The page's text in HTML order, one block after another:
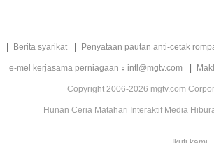
Berita syarikat Penyataan pautan anti-cetak
e-mel kerjasama perniagaan：intl@mgtv.com
Copyright 2006-2026 mgtv.com
Hunan Ceria Matahari Interaktif Media